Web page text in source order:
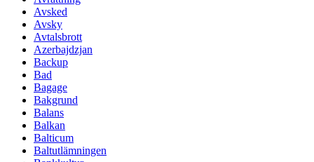
Avsked
Avsky
Avtalsbrott
Azerbajdzjan
Backup
Bad
Bagage
Bakgrund
Balans
Balkan
Balticum
Baltutlämningen